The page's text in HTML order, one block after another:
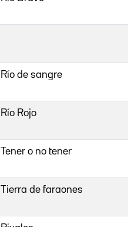
Río de sangre
Río Rojo
Tener o no tener
Tierra de faraones